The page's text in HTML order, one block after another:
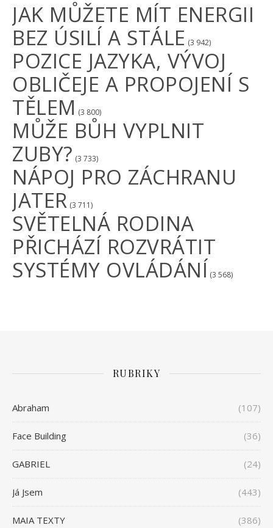
JAK MŮŽETE MÍT ENERGII
BEZ ÚSILÍ A STÁLE (3 942)
POZICE JAZYKA, VÝVOJ
OBLIČEJE A PROPOJENÍ S
TĚLEM (3 800)
MŮŽE BŮH VYPLNIT
ZUBY? (3 733)
NÁPOJ PRO ZÁCHRANU
JATER (3 711)
SVĚTELNÁ RODINA
PŘICHÁZÍ ROZVRÁTIT
SYSTÉMY OVLÁDÁNÍ (3 568)
RUBRIKY
Abraham (107)
Face Building (36)
GABRIEL (24)
Já Jsem (443)
MAIA TEXTY (386)